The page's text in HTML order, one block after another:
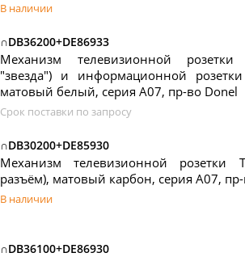
В наличии
∩DB36200+DE86933
Механизм телевизионной
"звезда") и информационной
матовый белый, серия A07, пр-во Donel
Срок поставки по запросу
∩DB30200+DE85930
Механизм телевизионной розетки
разъём), матовый карбон, серия A07,
В наличии
∩DB36100+DE86930